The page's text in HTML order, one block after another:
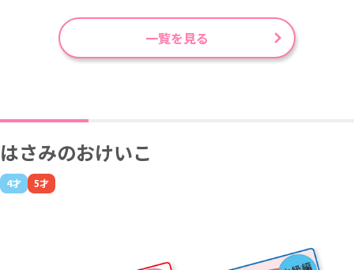
一覧を見る
はさみのおけいこ
4才 5才